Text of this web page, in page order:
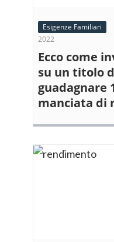
Esigenze Familiari
2022
Ecco come
su un titolo
guadagnare
manciata di